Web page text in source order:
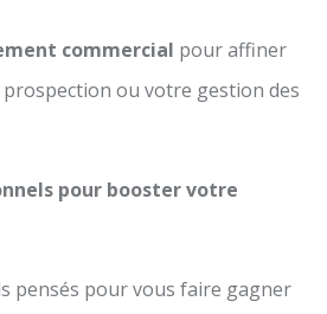
commercial pour affiner
ou votre gestion des
pour booster votre
pensés pour vous faire gagner